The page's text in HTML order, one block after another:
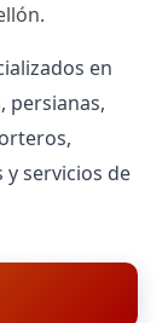
en
persianas,
servicios de